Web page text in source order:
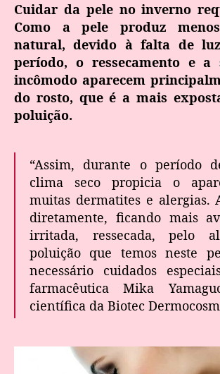
Cuidar da pele no inverno
Como a pele produz
natural, devido à falta de
período, o ressecamento e a
incômodo aparecem
do rosto, que é a mais
poluição.
“Assim, durante o período
clima seco propicia o
muitas dermatites e alergias.
diretamente, ficando mais
irritada, ressecada, pelo
poluição que temos neste
necessário cuidados
farmacêutica Mika
científica da Biotec